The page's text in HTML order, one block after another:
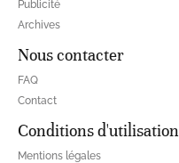
Publicité
Archives
Nous contacter
FAQ
Contact
Conditions d'utilisation
Mentions légales